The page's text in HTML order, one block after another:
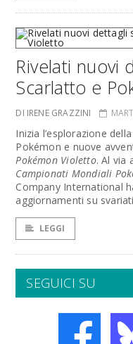
Rivelati nuovi
Scarlatto e
DI IRENE GRAZZINI
Inizia l’esplorazione
Pokémon e nuove
Pokémon Violetto. Al via
Campionati Mondiali
Company International
aggiornamenti su
LEGGI
SEGUICI SU